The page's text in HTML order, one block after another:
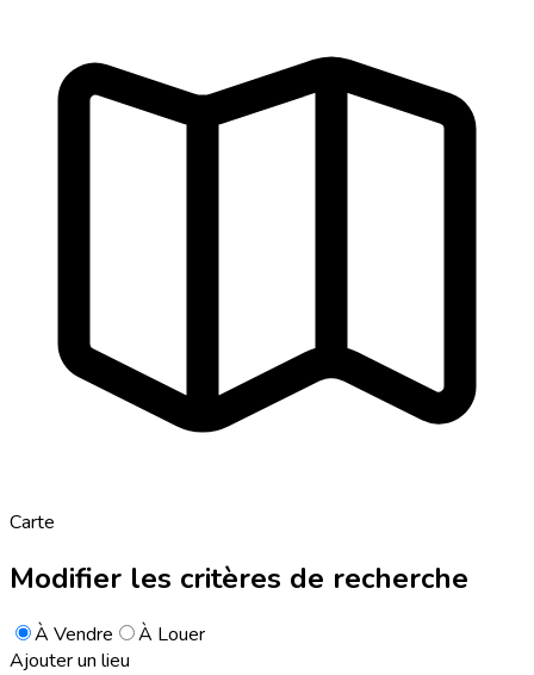
Carte
Modifier les critères de recherche
À Vendre
À Louer
Ajouter un lieu